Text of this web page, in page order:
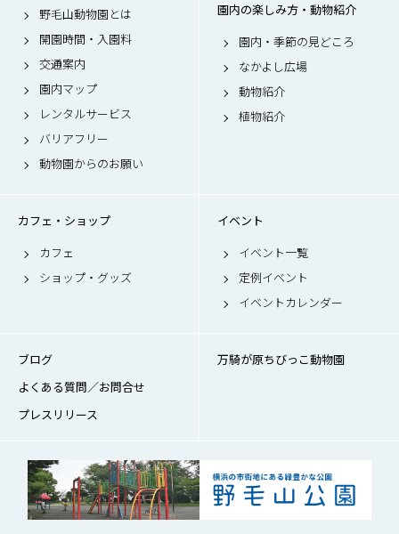
野毛山動物園とは
開園時間・入園料
交通案内
園内マップ
レンタルサービス
バリアフリー
動物園からのお願い
園内の楽しみ方・動物紹介
園内・季節の見どころ
なかよし広場
動物紹介
植物紹介
カフェ・ショップ
カフェ
ショップ・グッズ
イベント
イベント一覧
定例イベント
イベントカレンダー
ブログ
よくある質問／お問合せ
プレスリリース
万騎が原ちびっこ動物園